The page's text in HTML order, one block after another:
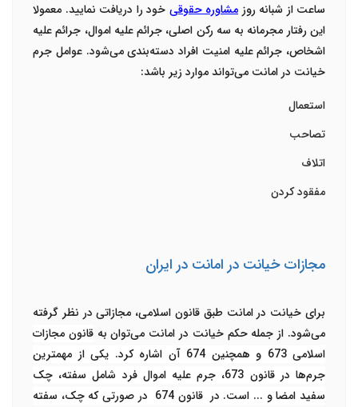
ساعت از شبانه روز مشاوره حقوقی خود را دریافت نمایید. معمولا
این رفتار مجرمانه به سه رکن اصلی، جرائم علیه اموال، جرائم علیه
اشخاص، جرائم علیه امنیت افراد دسته‌بندی می‌شود. عوامل جرم
خیانت در امانت می‌تواند موارد زیر باشد:
استعمال
تصاحب
اتلاف
مفقود کردن
مجازات خیانت در امانت در ایران
برای خیانت در امانت طبق قانون اسلامی، مجازاتی در نظر گرفته
می‌شود. از جمله حکم خیانت در امانت می‌توان بهقانون مجازات
اسلامی 673 و همچنین 674 آن اشاره کرد. یکی از مهمترین
جرم‌ها در قانون 673، جرم علیه اموال فرد شامل سفته، چک
سفید امضا و ... است.
در قانون 674 در صورتی که چک، سفته